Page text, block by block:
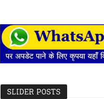
SLIDER POSTS